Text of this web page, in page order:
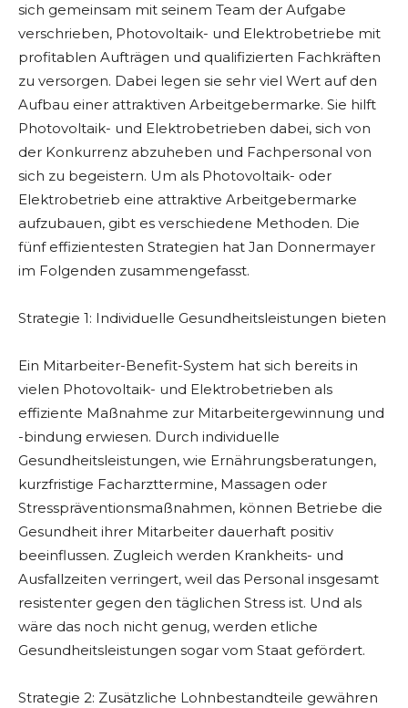
sich gemeinsam mit seinem Team der Aufgabe
verschrieben, Photovoltaik- und Elektrobetriebe mit
profitablen Aufträgen und qualifizierten Fachkräften
zu versorgen. Dabei legen sie sehr viel Wert auf den
Aufbau einer attraktiven Arbeitgebermarke. Sie hilft
Photovoltaik- und Elektrobetrieben dabei, sich von
der Konkurrenz abzuheben und Fachpersonal von
sich zu begeistern. Um als Photovoltaik- oder
Elektrobetrieb eine attraktive Arbeitgebermarke
aufzubauen, gibt es verschiedene Methoden. Die
fünf effizientesten Strategien hat Jan Donnermayer
im Folgenden zusammengefasst.
Strategie 1: Individuelle Gesundheitsleistungen bieten
Ein Mitarbeiter-Benefit-System hat sich bereits in
vielen Photovoltaik- und Elektrobetrieben als
effiziente Maßnahme zur Mitarbeitergewinnung und
-bindung erwiesen. Durch individuelle
Gesundheitsleistungen, wie Ernährungsberatungen,
kurzfristige Facharzttermine, Massagen oder
Stresspräventionsmaßnahmen, können Betriebe die
Gesundheit ihrer Mitarbeiter dauerhaft positiv
beeinflussen. Zugleich werden Krankheits- und
Ausfallzeiten verringert, weil das Personal insgesamt
resistenter gegen den täglichen Stress ist. Und als
wäre das noch nicht genug, werden etliche
Gesundheitsleistungen sogar vom Staat gefördert.
Strategie 2: Zusätzliche Lohnbestandteile gewähren